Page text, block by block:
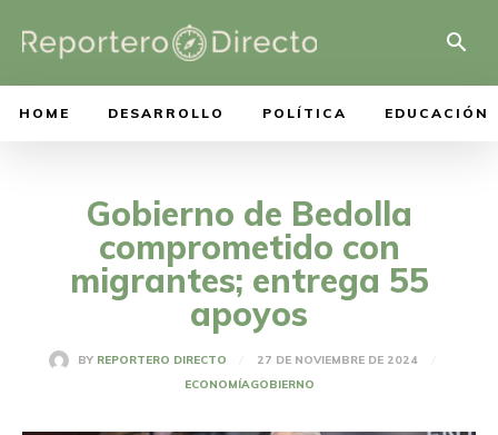
HOME DESARROLLO POLÍTICA EDUCACIÓN
Gobierno de Bedolla
comprometido con
migrantes; entrega 55
apoyos
BY REPORTERO DIRECTO
27 DE NOVIEMBRE DE 2024
ECONOMÍAGOBIERNO